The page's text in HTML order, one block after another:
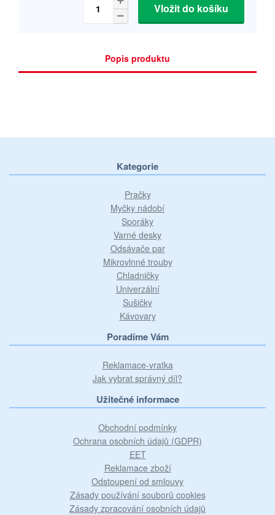
Vložit do košíku
Popis produktu
Kategorie
Pračky
Myčky nádobí
Sporáky
Varné desky
Odsávače par
Mikrovlnné trouby
Chladničky
Univerzální
Sušičky
Kávovary
Poradíme Vám
Reklamace-vratka
Jak vybrat správný díl?
Užitečné informace
Obchodní podmínky
Ochrana osobních údajů (GDPR)
EET
Reklamace zboží
Odstoupení od smlouvy
Zásady používání souborů cookies
Zásady zpracování osobních údajů